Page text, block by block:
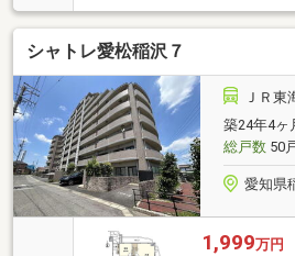
きる便利な和室お問い合わせ
連絡ください。初期費用のご
は難しかった費用条件につい
事情に合わせたご提案で負
ぜひお気軽にお問い合わせく
シャトレ愛松稲沢７
ＪＲ東
築24年4ヶ
総戸数50
愛知県
1,999万円